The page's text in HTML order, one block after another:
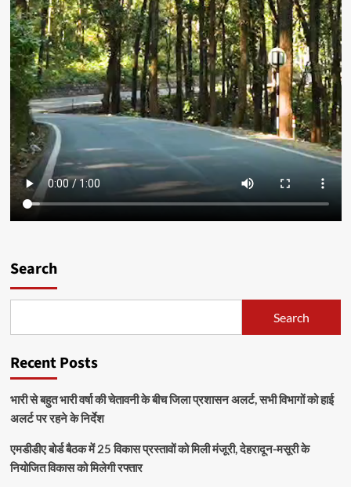
Search
Search
Recent Posts
भारी से बहुत भारी वर्षा की चेतावनी के बीच जिला प्रशासन अलर्ट, सभी विभागों को हाई
अलर्ट पर रहने के निर्देश
एमडीडीए बोर्ड बैठक में 25 विकास प्रस्तावों को मिली मंजूरी, देहरादून-मसूरी के
नियोजित विकास को मिलेगी रफ्तार